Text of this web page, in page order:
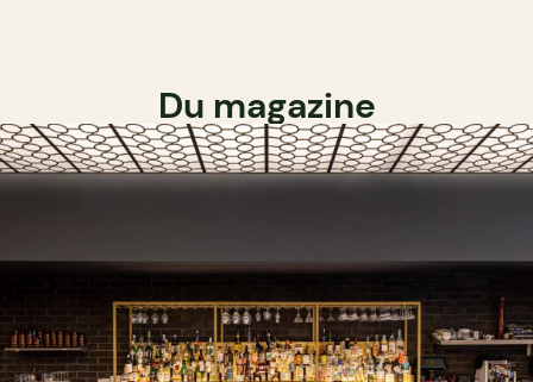
Du magazine